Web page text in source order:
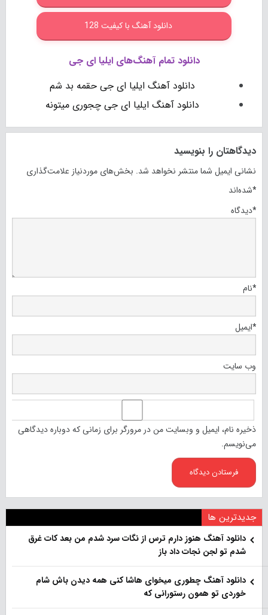
دانلود آهنگ با کیفیت 128
دانلود تمام آهنگ‌های ایلیا ای جی
دانلود آهنگ ایلیا ای جی حقمه بد شم
دانلود آهنگ ایلیا ای جی چجوری میتونه
دیدگاهتان را بنویسید
نشانی ایمیل شما منتشر نخواهد شد. بخش‌های موردنیاز علامت‌گذاری
شده‌اند*
دیدگاه*
نام*
ایمیل*
وب‌ سایت
ذخیره نام، ایمیل و وبسایت من در مرورگر برای زمانی که دوباره دیدگاهی
می‌نویسم.
جدیدترین ها
دانلود آهنگ هنو‌ز دارم ترس از نگات سرد شدم من بعد کات غرق
شدم تو لجن نجات داد باز
دانلود آهنگ چطوری میخوای هاشا کنی همه دیدن باش شام
خوردی تو همون رستورانی که